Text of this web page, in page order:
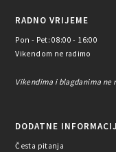
RADNO VRIJEME
Pon - Pet: 08:00 - 16:00
Vikendom ne radimo
Vikendima i blagdanima ne
DODATNE
Česta pitanja